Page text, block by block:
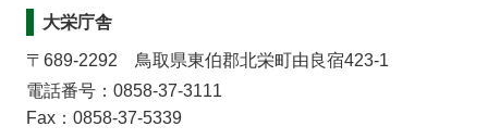
大栄庁舎
〒689-2292 鳥取県東伯郡北栄町由良宿423-1
電話番号：0858-37-3111
Fax：0858-37-5339